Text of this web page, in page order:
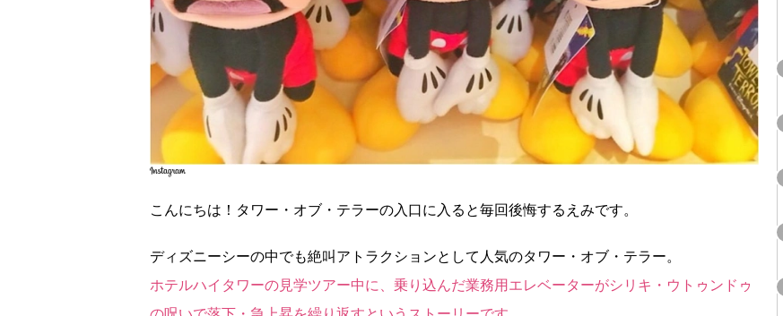
こんにちは！タワー・オブ・テラーの入口に入ると毎回後悔するえみです。
ディズニーシーの中でも絶叫アトラクションとして人気のタワー・オブ・テラー。
ホテルハイタワーの見学ツアー中に、乗り込んだ業務用エレベーターがシリキ・ウトゥンドゥ